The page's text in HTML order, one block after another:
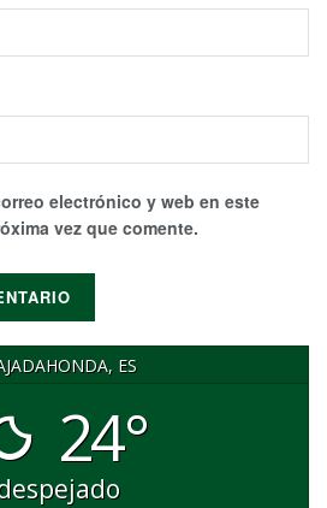
electrónico y web en este
vez que comente.
ES
24°